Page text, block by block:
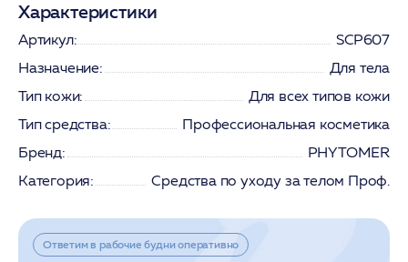
Характеристики
Артикул:
SCP607
Назначение:
Для тела
Тип кожи:
Для всех типов кожи
Тип средства:
Профессиональная косметика
Бренд:
PHYTOMER
Категория:
Средства по уходу за телом Проф.
Ответим в рабочие будни оперативно